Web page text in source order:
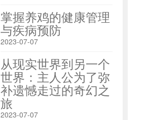
掌握养鸡的健康管理
与疾病预防
2023-07-07
从现实世界到另一个
世界：主人公为了弥
补遗憾走过的奇幻之
旅
2023-07-07